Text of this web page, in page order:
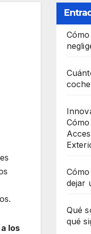
los
dejar
Qué
qué